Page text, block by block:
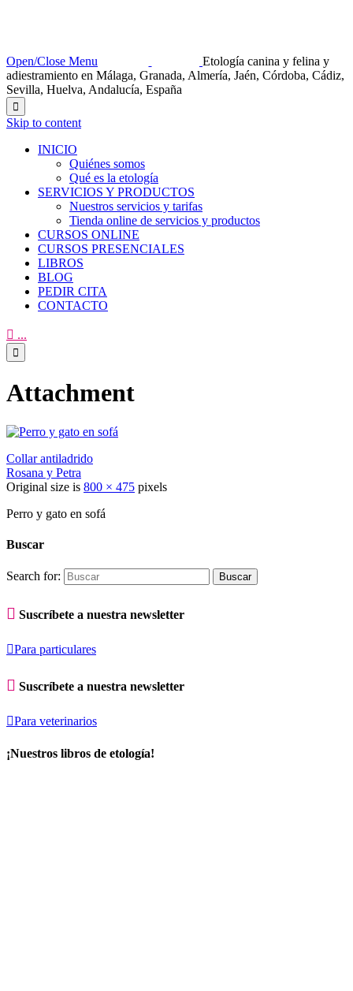
Open/Close Menu
Etología canina y felina y
adiestramiento en Málaga, Granada, Almería, Jaén, Córdoba, Cádiz,
Sevilla, Huelva, Andalucía, España

Skip to content
INICIO
Quiénes somos
Qué es la etología
SERVICIOS Y PRODUCTOS
Nuestros servicios y tarifas
Tienda online de servicios y productos
CURSOS ONLINE
CURSOS PRESENCIALES
LIBROS
BLOG
PEDIR CITA
CONTACTO
 ...

Attachment
Collar antiladrido
Rosana y Petra
Original size is 800 × 475 pixels
Perro y gato en sofá
Buscar
Search for:
 Suscríbete a nuestra newsletter
Para particulares
 Suscríbete a nuestra newsletter
Para veterinarios
¡Nuestros libros de etología!